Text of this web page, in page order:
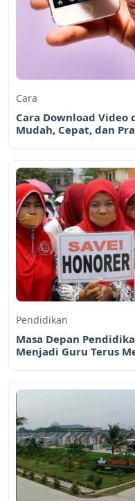
Cara
Cara Download
Mudah, Cepat, dan
Pendidikan
Masa Depan
Menjadi Guru Terus